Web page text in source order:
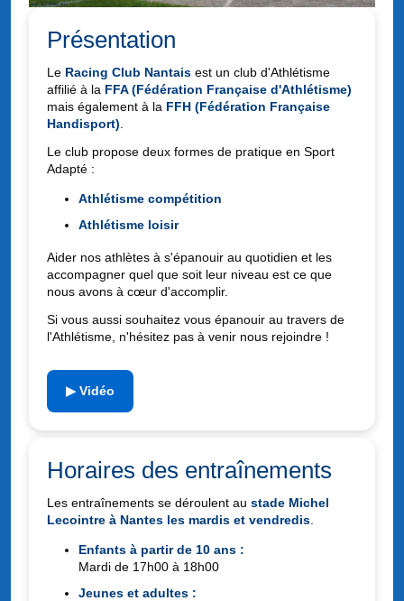
Présentation
Le Racing Club Nantais est un club d'Athlétisme
affilié à la FFA (Fédération Française d'Athlétisme)
mais également à la FFH (Fédération Française
Handisport)
Le club propose deux formes de pratique en Sport
Adapté :
Athlétisme compétition
Athlétisme loisir
Aider nos athlètes à s'épanouir au quotidien et les
accompagner quel que soit leur niveau est ce que
nous avons à cœur d'accomplir.
Si vous aussi souhaitez vous épanouir au travers de
l'Athlétisme, n'hésitez pas à venir nous rejoindre !
▶ Vidéo
Horaires des entraînements
Les entraînements se déroulent au stade Michel
Lecointre à Nantes les mardis et vendredis
Enfants à partir de 10 ans :
Mardi de 17h00 à 18h00
Jeunes et adultes :